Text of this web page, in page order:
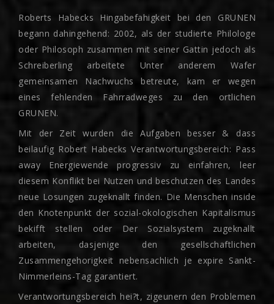
Roberts Habecks Hingabefahigkeit bei den GRUNEN
begann dahingehend: 2002, als der studierte Philologe
oder Philosoph zusammen mit seiner Gattin jedoch als
Schreiberling arbeitete Unter anderem Wafer
gemeinsamen Nachwuchs betreute, kam er wegen
eines fehlenden Fahrradweges zu den ortlichen
GRUNEN.
Mit der Zeit wurden die Aufgaben besser & dass
beilaufig Robert Habecks Verantwortungsbereich: Pass
away Energiewende progressiv zu einfahren, leer
diesem Konflikt bei Nutzen und beschutzen des Landes
neue Losungen zugeknallt finden. Die Menschen inside
den Knotenpunkt der sozial-okologischen Kapitalismus
bekifft stellen oder Der Sozialsystem zugeknallt
arbeiten, dasjenige den gesellschaftlichen
Zusammengehorigkeit nebensachlich je expire Sankt-
Nimmerleins-Tag garantiert.
Verantwortungsbereich hei?t, zigeunern den Problemen